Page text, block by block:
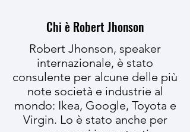
Chi è Robert Jhonson
Robert Jhonson, speaker
internazionale, è stato
consulente per alcune delle più
note società e industrie al
mondo: Ikea, Google, Toyota e
Virgin. Lo è stato anche per